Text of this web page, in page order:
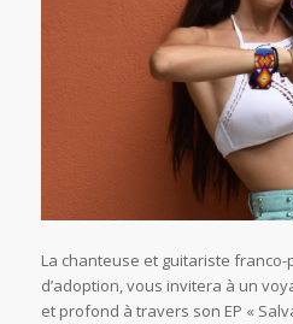
La chanteuse et guitariste
d’adoption, vous invitera à un
et profond à travers son EP «